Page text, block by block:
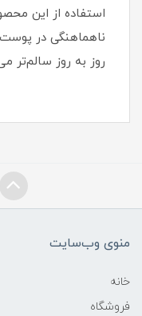
استفاده از این
ناهماهنگی در
روز به روز سالم‌تر
منوی وب‌سایت
خانه
فروشگاه